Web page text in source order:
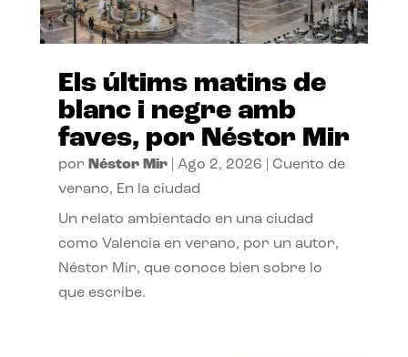
Els últims matins de
blanc i negre amb
faves, por Néstor Mir
por Néstor Mir| Ago 2, 2026
Cuento de
verano, En la ciudad
Un relato ambientado en una ciudad
como Valencia en verano, por un autor,
Néstor Mir, que conoce bien sobre lo
que escribe.